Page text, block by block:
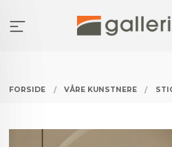
innholdet
FORSIDE VÅRE KUNSTNERE